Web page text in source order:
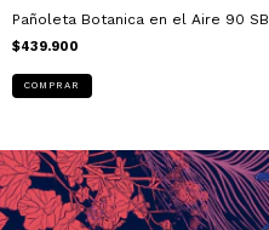
Pañoleta Botanica en el Aire 90 SB
$439.900